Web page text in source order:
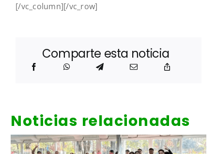
[/vc_column][/vc_row]
Comparte esta noticia
Noticias relacionadas